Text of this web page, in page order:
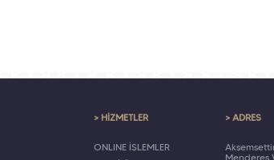
> HİZMETLER
ONLINE İŞLEMLER
> ADRES
Menderes